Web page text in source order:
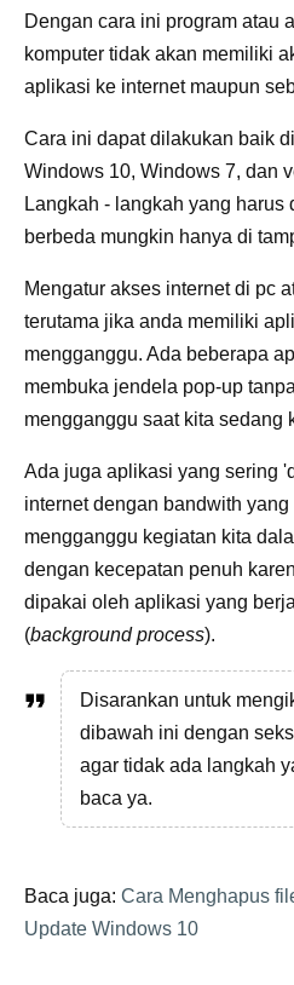
Dengan cara ini program atau
komputer tidak akan memiliki
aplikasi ke internet maupun
Cara ini dapat dilakukan baik
Windows 10, Windows 7, dan
Langkah - langkah yang harus
berbeda mungkin hanya di
Mengatur akses internet di pc
terutama jika anda memiliki
mengganggu. Ada beberapa
membuka jendela pop-up
mengganggu saat kita sedang
Ada juga aplikasi yang sering
internet dengan bandwith
mengganggu kegiatan kita
dengan kecepatan penuh
dipakai oleh aplikasi yang
(background process).
Disarankan untuk
dibawah ini dengan
agar tidak ada langkah
baca ya.
Baca juga: Cara Menghapus
Update Windows 10